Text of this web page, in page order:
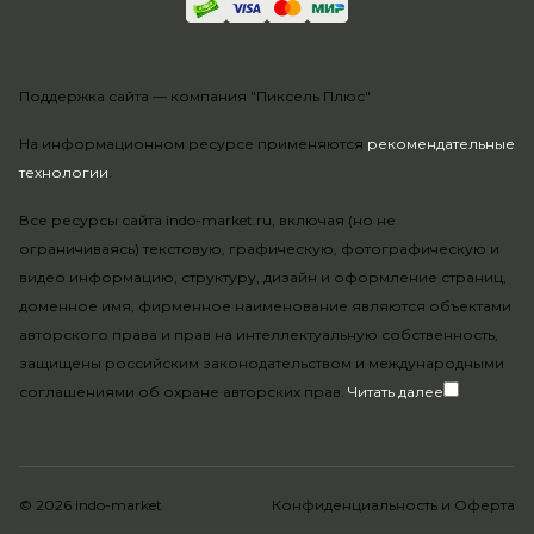
На информационном ресурсе применяются рекомендательные
технологии.
Все ресурсы сайта indo-market.ru, включая (но не
ограничиваясь) текстовую, графическую, фотографическую и
видео информацию, структуру, дизайн и оформление страниц,
доменное имя, фирменное наименование являются объектами
авторского права и прав на интеллектуальную собственность,
защищены российским законодательством и международными
соглашениями об охране авторских прав. Читать далее
Поддержка сайта — компания "Пиксель Плюс"
© 2026 indo-market Конфиденциальность и Оферта